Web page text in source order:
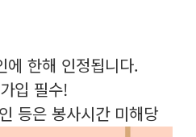
에 한해 인정됩니다.
입 필수!
등은 봉사시간 미해당